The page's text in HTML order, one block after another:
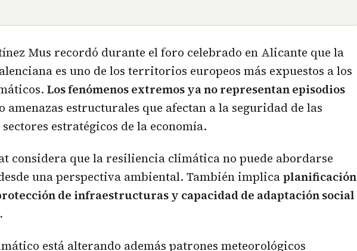
Mus recordó durante el foro celebrado en Alicante que la
es uno de los territorios europeos más expuestos a los
Los fenómenos extremos ya no representan episodios
amenazas estructurales que afectan a la seguridad de las
estratégicos de la economía.
considera que la resiliencia climática no puede abordarse
una perspectiva ambiental. También implicaplanificación
de infraestructuras y capacidad de adaptación social
está alterando además patrones meteorológicos